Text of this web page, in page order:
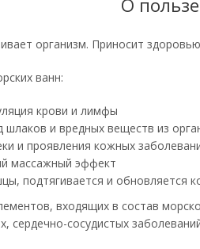
организм. Приносит
ванн:
крови и лимфы
шлаков и вредных веществ из
и проявления кожных
массажный эффект
подтягивается и обновляется
входящих в состав
сердечно-сосудистых